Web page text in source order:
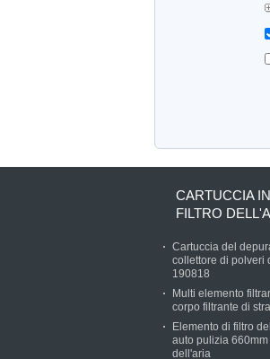
CARTUCCIA
FILTRO
Cartuccia del
collettore di polveri
190818
Multi elemento
corpo filtrante di
Elemento di filtro
auto pulizia
dell'aria